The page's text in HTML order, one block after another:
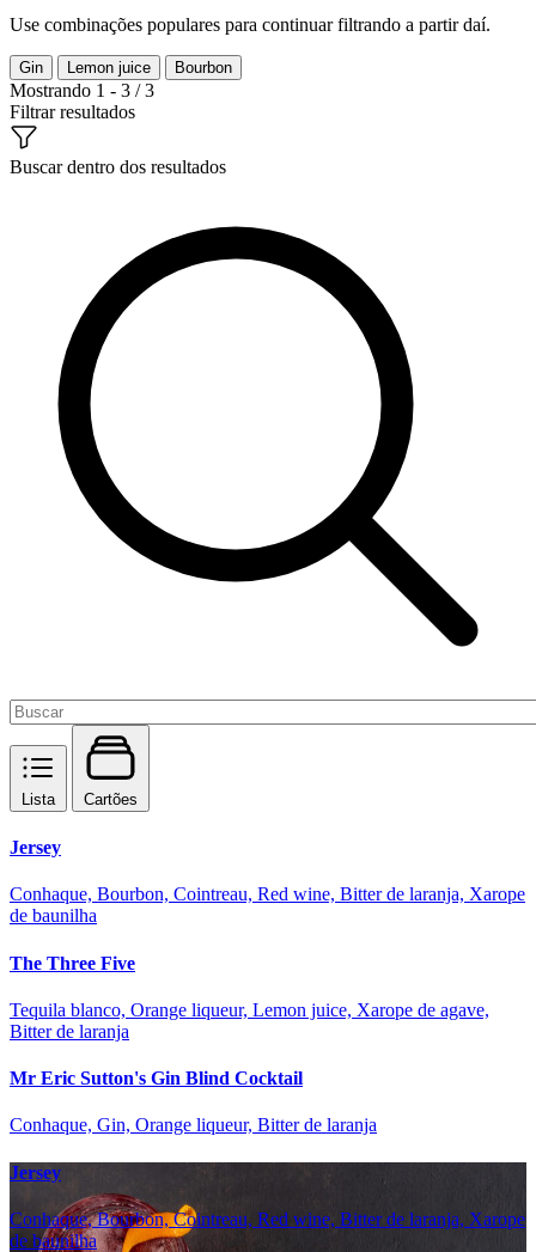
Use combinações populares para continuar filtrando a partir daí.
Gin Lemon juice Bourbon
Mostrando 1 - 3 / 3
Filtrar resultados
Buscar dentro dos resultados
Lista Cartões
Jersey
Conhaque, Bourbon, Cointreau, Red wine, Bitter de laranja, Xarope
de baunilha
The Three Five
Tequila blanco, Orange liqueur, Lemon juice, Xarope de agave,
Bitter de laranja
Mr Eric Sutton's Gin Blind Cocktail
Conhaque, Gin, Orange liqueur, Bitter de laranja
Jersey
Conhaque, Bourbon, Cointreau, Red wine, Bitter de laranja, Xarope
de baunilha